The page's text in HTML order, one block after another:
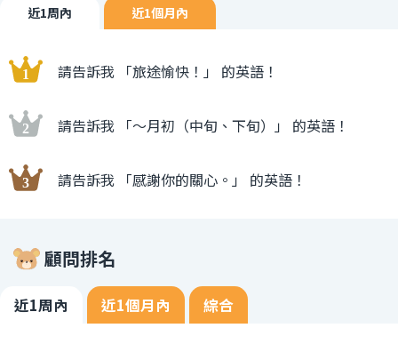
近1周內 近1個月內
請告訴我 「旅途愉快！」 的英語！
請告訴我 「〜月初（中旬、下旬）」 的英語！
請告訴我 「感謝你的關心。」 的英語！
顧問排名
近1周內 近1個月內 綜合